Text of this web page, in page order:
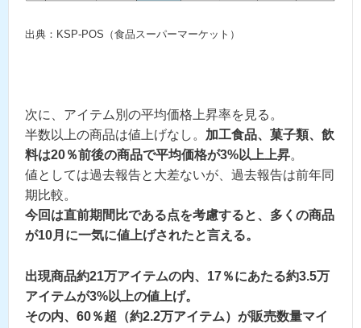
出典：KSP-POS（食品スーパーマーケット）
次に、アイテム別の平均価格上昇率を見る。
半数以上の商品は値上げなし。 加工食品、菓子類、飲
料は20％前後の商品で平均価格が3%以上上昇。
値としては過去報告と大差ないが、過去報告は前年同
期比較。
今回は直前期間比である点を考慮すると、多くの商品
が10月に一気に値上げされたと言える。
出現商品約21万アイテムの内、17％にあたる約3.5万
アイテムが3%以上の値上げ。
その内、60％超（約2.2万アイテム）が販売数量マイ